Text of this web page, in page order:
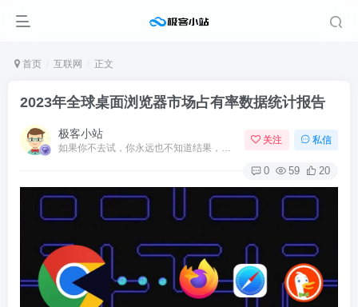
首页 互联网 正文
2023年全球桌面浏览器市场占有率数据统计报告
极客小站 关注 私信
0 59 20